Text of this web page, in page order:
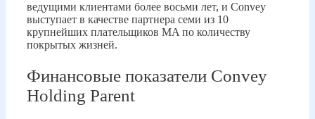
ведущими клиентами более восьми лет, и Convey
выступает в качестве партнера семи из 10
крупнейших плательщиков MA по количеству
покрытых жизней.
Финансовые показатели Convey
Holding Parent